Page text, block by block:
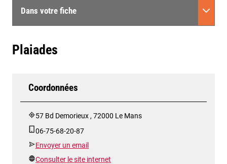
Dans votre fiche
Plaiades
Coordonnées
57 Bd Demorieux , 72000 Le Mans
06-75-68-20-87
Envoyer un email
Consulter le site internet